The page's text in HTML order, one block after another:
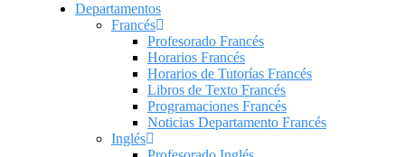
Departamentos
Francés
Profesorado Francés
Horarios Francés
Horarios de Tutorías Francés
Libros de Texto Francés
Programaciones Francés
Noticias Departamento Francés
Inglés